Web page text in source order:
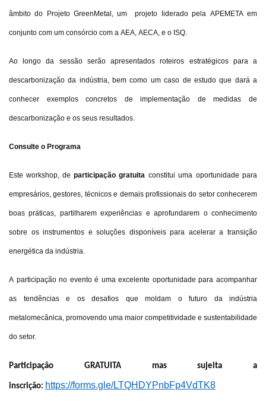
âmbito do Projeto GreenMetal , um projeto liderado pela APEMETA em
conjunto com um consórcio com a AEA, AECA, e o ISQ.
Ao longo da sessão serão apresentados roteiros estratégicos para a
descarbonização da indústria, bem como um caso de estudo que dará a
conhecer exemplos concretos de implementação de medidas de
descarbonização e os seus resultados.
Consulte o Programa
Este workshop, de participação gratuita constitui uma oportunidade para
empresários, gestores, técnicos e demais profissionais do setor conhecerem
boas práticas, partilharem experiências e aprofundarem o conhecimento
sobre os instrumentos e soluções disponíveis para acelerar a transição
energética da indústria.
A participação no evento é uma excelente oportunidade para acompanhar
as tendências e os desafios que moldam o futuro da indústria
metalomecânica, promovendo uma maior competitividade e sustentabilidade
do setor.
Participação GRATUITA mas sujeita a
inscrição: https://forms.gle/LTQHDYPnbFp4VdTK8